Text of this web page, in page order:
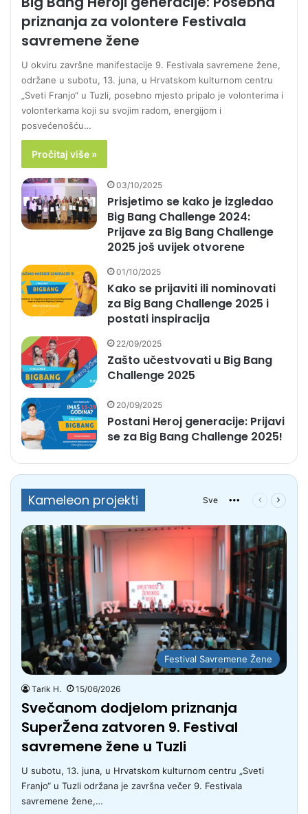
priznanja za volontere Festivala
savremene žene
U okviru završne manifestacije 9. Festivala savremene žene,
održane u subotu, 13. juna, u Hrvatskom kulturnom centru
„Sveti Franjo“ u Tuzli, posebno mjesto pripalo je volonterima i
volonterkama koji su svojim radom, energijom i
posvećenošću…
Pročitaj više »
03/10/2025
Prisjetimo se kako je izgledao
Big Bang Challenge 2024:
Prijave za Big Bang Challenge
2025 još uvijek otvorene
01/10/2025
Kako se prijaviti ili nominovati
za Big Bang Challenge 2025 i
postati inspiracija
22/09/2025
Zašto učestvovati u Big Bang
Challenge 2025
20/09/2025
Postani Heroj generacije: Prijavi
se za Big Bang Challenge 2025!
Kameleon projekti Sve More Prethodna
Festival Savremene Žene
Tarik H. 15/06/2026
Svečanom dodjelom priznanja
SuperŽena zatvoren 9. Festival
savremene žene u Tuzli
U subotu, 13. juna, u Hrvatskom kulturnom centru „Sveti
Franjo“ u Tuzli održana je završna večer 9. Festivala
savremene žene,…